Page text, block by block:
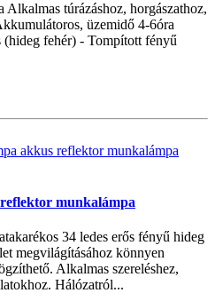
Alkalmas túrázáshoz, horgászathoz,
üzemidő 4-6óra
fehér) - Tompított fényű
munkalámpa
34 ledes erős fényű hideg
megvilágításához könnyen
Alkalmas szereléshez,
Hálózatról...